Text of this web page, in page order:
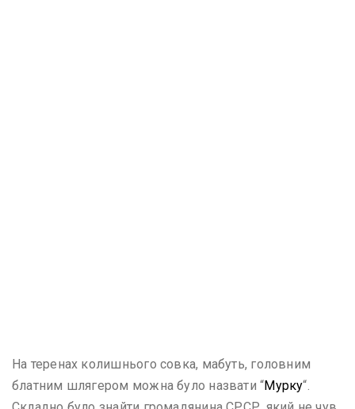
На теренах колишнього совка, мабуть, головним
блатним шлягером можна було назвати “Мурку“.